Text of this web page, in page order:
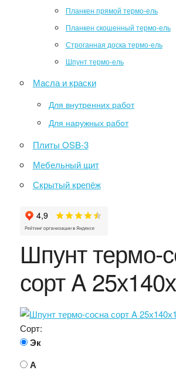
Планкен прямой термо-ель
Планкен скошенный термо-ель
Строганная доска термо-ель
Шпунт термо-ель
Масла и краски
Для внутренних работ
Для наружных работ
Плиты OSB-3
Мебельный щит
Скрытый крепёж
Шпунт термо-
сорт A
Сорт:
Эк
А